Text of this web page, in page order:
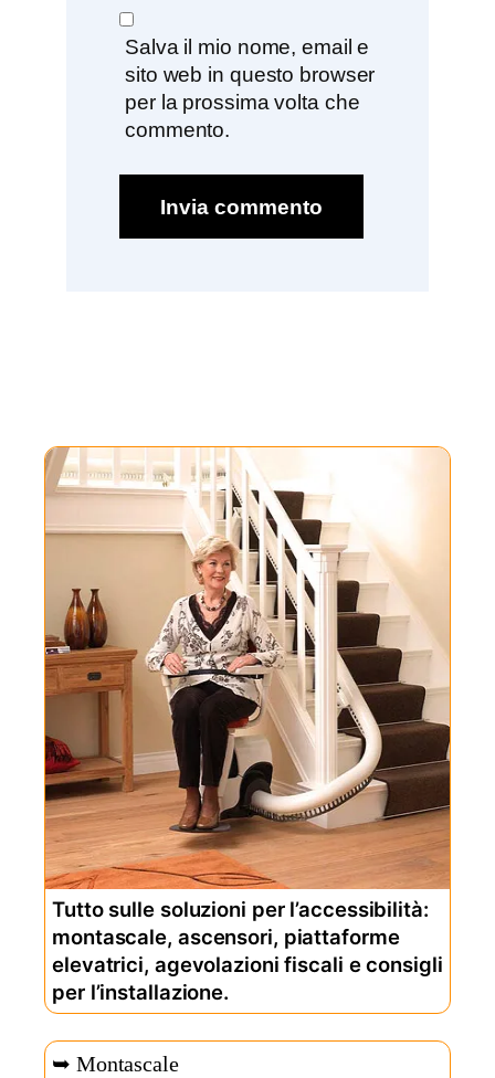
Salva il mio nome, email e
sito web in questo browser
per la prossima volta che
commento.
Invia commento
Tutto sulle soluzioni per l’accessibilità:
montascale, ascensori, piattaforme
elevatrici, agevolazioni fiscali e consigli
per l’installazione.
➥ Montascale